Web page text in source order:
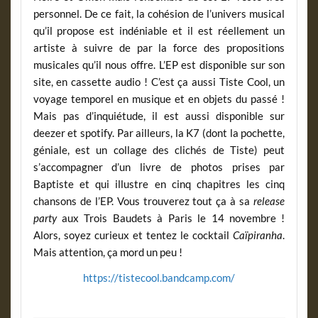
personnel. De ce fait, la cohésion de l’univers musical
qu’il propose est indéniable et il est réellement un
artiste à suivre de par la force des propositions
musicales qu’il nous offre. L’EP est disponible sur son
site, en cassette audio ! C’est ça aussi Tiste Cool, un
voyage temporel en musique et en objets du passé !
Mais pas d’inquiétude, il est aussi disponible sur
deezer et spotify. Par ailleurs, la K7 (dont la pochette,
géniale, est un collage des clichés de Tiste) peut
s’accompagner d’un livre de photos prises par
Baptiste et qui illustre en cinq chapitres les cinq
chansons de l’EP. Vous trouverez tout ça à sarelease
partyaux Trois Baudets à Paris le 14 novembre !
Alors, soyez curieux et tentez le cocktailCaïpiranha.
Mais attention, ça mord un peu !
https://tistecool.bandcamp.com/